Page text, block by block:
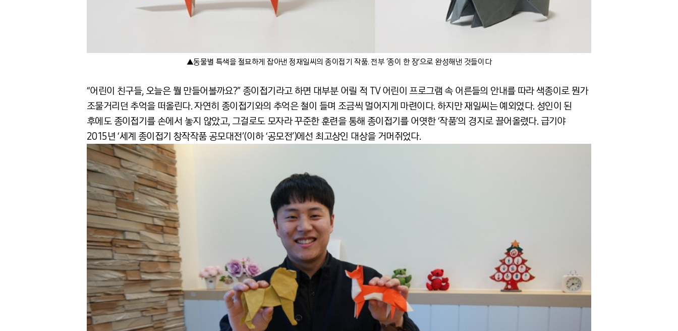
▲동물별 특색을 절묘하게 잡아낸 정재일씨의 종이접기 작품. 전부 ‘종이 한 장’으로 완성해낸 것들이다
“어린이 친구들, 오늘은 뭘 만들어볼까요?” 종이접기라고 하면 대부분 어릴 적 TV 어린이 프로그램 속 어른들의 안내를 따라 색종이로 뭔가
조물거리던 추억을 떠올린다. 자연히 종이접기와의 추억은 철이 들며 조금씩 멀어지게 마련이다. 하지만 재일씨는 예외였다. 성인이 된
후에도 종이접기를 손에서 놓지 않았고, 그걸로도 모자라 꾸준한 훈련을 통해 종이접기를 어엿한 ‘작품’의 경지로 끌어올렸다. 급기야
2015년 ‘세계 종이접기 창작작품 공모대전’(이하 ‘공모전’)에선 최고상인 대상을 거머쥐었다.